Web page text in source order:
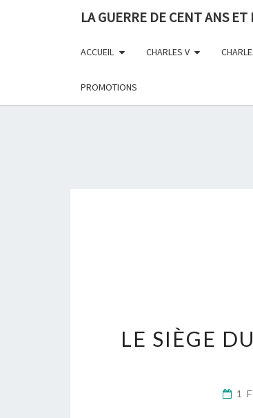
LA GUERRE DE CENT ANS ET
ACCUEIL CHARLES V
PROMOTIONS
LE SIÈGE
1